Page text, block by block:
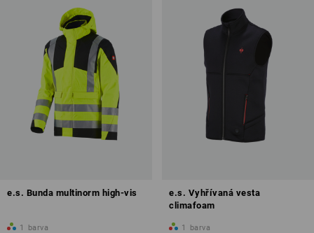
e.s. Bunda multinorm high-vis
1 barva
e.s. Vyhřívaná vesta
climafoam
1 barva